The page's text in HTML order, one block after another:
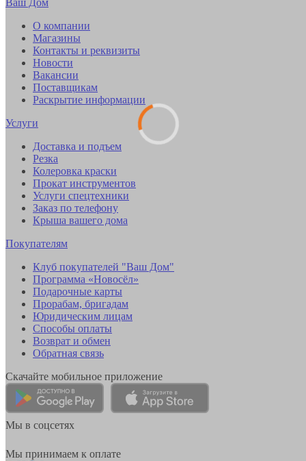
О компании
Магазины
Контакты и реквизиты
Новости
Вакансии
Поставщикам
Раскрытие информации
Услуги
Доставка и подъем
Резка
Колеровка краски
Прокат инструментов
Услуги спецтехники
Заказ по телефону
Крыша вашего дома
Покупателям
Клуб покупателей "Ваш Дом"
Программа «Новосёл»
Подарочные карты
Прорабам, бригадам
Юридическим лицам
Способы оплаты
Возврат и обмен
Обратная связь
Скачайте мобильное приложение
Мы в соцсетях
Мы принимаем к оплате